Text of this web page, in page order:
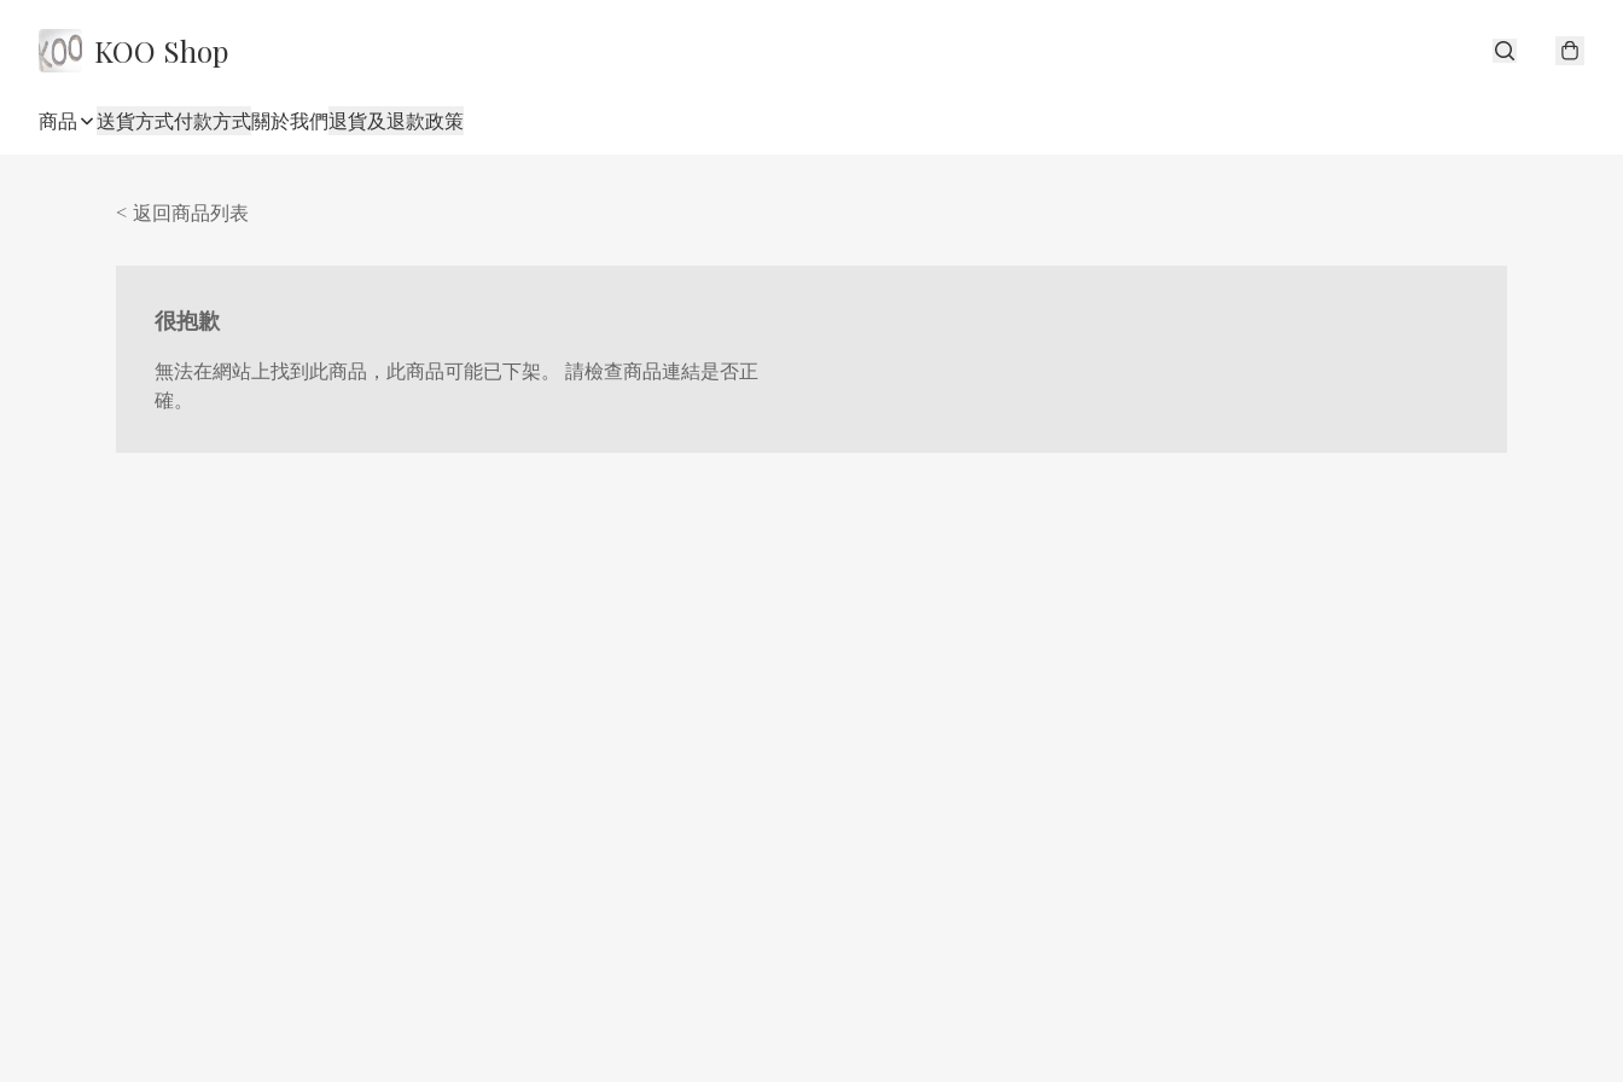
KOO Shop
商品 送貨方式付款方式關於我們退貨及退款政策
< 返回商品列表
很抱歉
無法在網站上找到此商品，此商品可能已下架。 請檢查商品連結是否正
確。